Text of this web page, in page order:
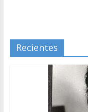
Recientes